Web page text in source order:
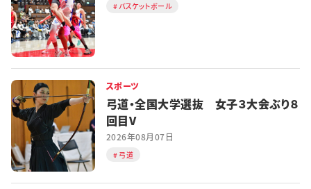
バスケットボール
スポーツ
弓道・全国大学選抜 女子３大会ぶり８
回目V
2026年08月07日
弓道